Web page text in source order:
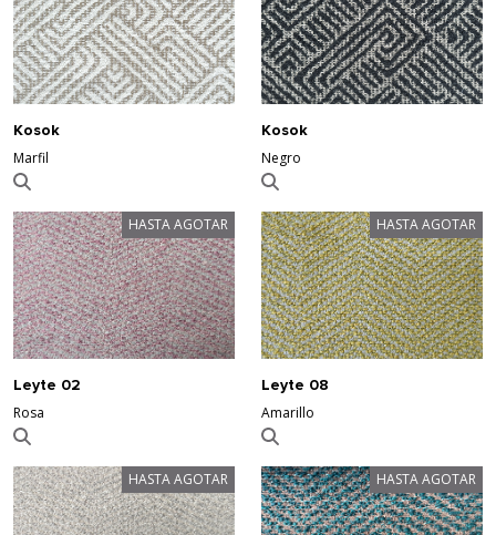
Kosok
Marfil
Kosok
Negro
HASTA AGOTAR
Leyte 02
Rosa
HASTA AGOTAR
Leyte 08
Amarillo
HASTA AGOTAR HASTA AGOTAR